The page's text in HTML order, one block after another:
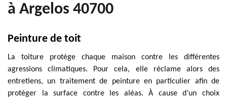
à Argelos 40700
Peinture de toit
La toiture protège chaque maison contre les différentes
agressions climatiques. Pour cela, elle réclame alors des
entretiens, un traitement de peinture en particulier afin de
protéger la surface contre les aléas. À cause d’un choix